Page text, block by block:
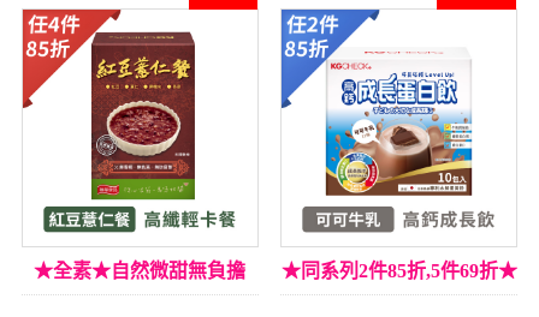
★全素★自然微甜無負擔 ★同系列2件85折,5件69折★